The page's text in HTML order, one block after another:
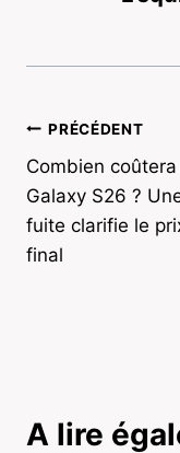
Navigation
de
l’article
PRÉCÉDENT
Combien coûtera
Galaxy S26 ?
fuite clarifie le
final
A lire